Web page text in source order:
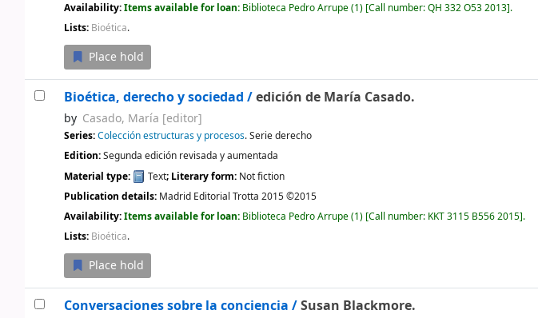
Availability:Items available for loan: Biblioteca Pedro Arrupe(1) Call number:QH 332 O53 2013 .
Lists: Bioética.
Place hold
Bioética, derecho y sociedad /edición de María Casado.
by Casado, María [editor]
Series:Colección estructuras y procesos. Serie derecho
Edition:Segunda edición revisada y aumentada
Material type:
Text; Literary form: Not fiction
Publication details: Madrid Editorial Trotta 2015 ©2015
Availability:Items available for loan: Biblioteca Pedro Arrupe(1) Call number: KKT 3115 B556 2015 .
Lists: Bioética.
Place hold
Conversaciones sobre la conciencia /Susan Blackmore.